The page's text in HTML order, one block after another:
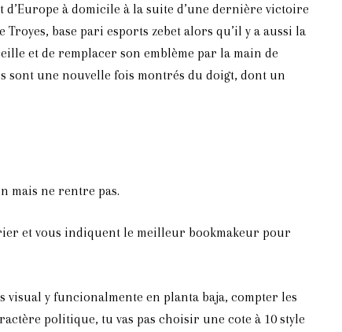
à domicile à la suite d’une dernière victoire
base pari esports zebet alors qu’il y a aussi la
et de remplacer son emblème par la main de
sont une nouvelle fois montrés du doigt, dont un
mais ne rentre pas.
et vous indiquent le meilleur bookmakeur pour
y funcionalmente en planta baja, compter les
politique, tu vas pas choisir une cote à 10 style